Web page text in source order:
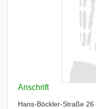
Anschrift
Hans-Böckler-Straße 26